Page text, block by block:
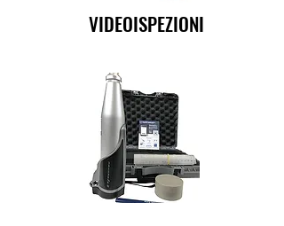
VIDEOISPEZIONI